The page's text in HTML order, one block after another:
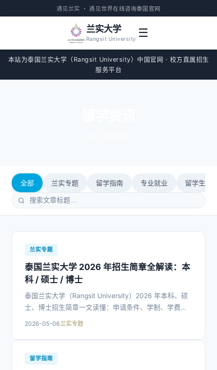
遇见兰实 · 遇见世界在线咨询泰国官网
兰实大学
Rangsit University ☰
本站为泰国兰实大学（Rangsit University）中国官网 · 校方直属招生
服务平台
全部 兰实专题 留学指南 专业就业 留学生活
兰实专题
泰国兰实大学 2026 年招生简章全解读：本
科 / 硕士 / 博士
泰国兰实大学（Rangsit University）2026 年本科、硕
士、博士招生简章一文读懂：申请条件、学制、学费、
开学时间、申请材料、报名流程，帮助计划赴泰国留学
2026-05-06兰实专题
留学指南